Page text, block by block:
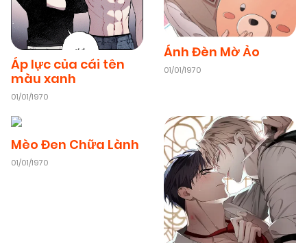
Áp lực của cái tên
màu xanh
01/01/1970
Ánh Đèn Mờ Ảo​
01/01/1970
Mèo Đen Chữa Lành
01/01/1970